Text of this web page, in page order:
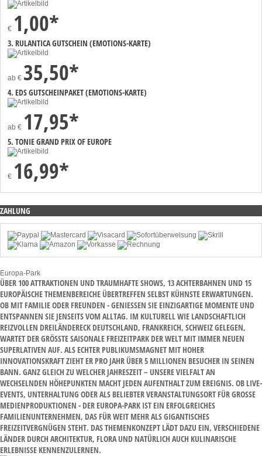
€ 1,00*
3. RULANTICA GUTSCHEIN (EMOTIONS-KARTE)
ab € 35,50*
4. EDS GUTSCHEINPAKET (EMOTIONS-KARTE)
ab € 17,95*
5. TONIE GRAND PRIX OF EUROPE
€ 16,99*
ZAHLUNG
Europa-Park
ÜBER 100 ATTRAKTIONEN UND TRAUMHAFTE SHOWS, 13 ACHTERBAHNEN UND 15
EUROPÄISCHE THEMENBEREICHE ÜBERTREFFEN SELBST KÜHNSTE ERWARTUNGEN.
OB MIT FAMILIE ODER FREUNDEN - GENIESSEN SIE EINZIGARTIGE MOMENTE UND E
NTSPANNEN SIE JENSEITS VOM ALLTAG. IM KULTURELL WIE LANDSCHAFTLICH R
EIZVOLLEN DREILÄNDERECK DEUTSCHLAND, FRANKREICH, SCHWEIZ GELEGEN, W
ARTET DER GRÖSSTE SAISONALE FREIZEITPARK DER WELT MIT IMMER NEUEN SU
PERLATIVEN AUF. ALS ECHTER PUBLIKUMSMAGNET MIT HOHER IN
NOVATIONSKRAFT ZIEHT ER PRO JAHR ÜBER 5 MILLIONEN BESUCHER IN SEINEN BA
NN. GANZ GLEICH ZU WELCHER JAHRESZEIT – UNSERE VIELFALT AN WE
CHSELNDEN HÖHEPUNKTEN MACHT JEDEN AUFENTHALT ZUM EREIGNIS. OB LIVE-EV
ENTS, UNTERHALTUNG ODER ALS BELIEBTER VERANSTALTUNGSORT FÜR GROSSE MED
IENPRODUKTIONEN - DER EUROPA-PARK IST EIN ERFOLGREICHES FAM
ILIENUNTERNEHMEN, DAS FÜR WEIT MEHR ALS GIGANTISCHES FRE
IZEITVERGNÜGEN STEHT. DAS THEMENKONZEPT LÄDT DAZU EIN, VERSCHIEDENE LÄN
DER DURCH ARCHITEKTUR, FLORA UND NATÜRLICH AUCH KULINARISCHE ERL
EBNISSE KENNENZULERNEN.